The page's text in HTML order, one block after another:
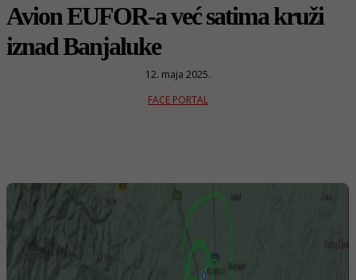
Avion EUFOR-a već satima kruži
iznad Banjaluke
12. maja 2025.
FACE PORTAL